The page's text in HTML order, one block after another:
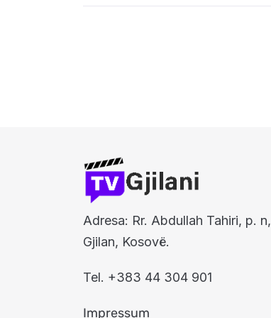
Adresa: Rr. Abdullah Tahiri, p. n,
Gjilan, Kosovë.
Tel. +383 44 304 901
Impressum